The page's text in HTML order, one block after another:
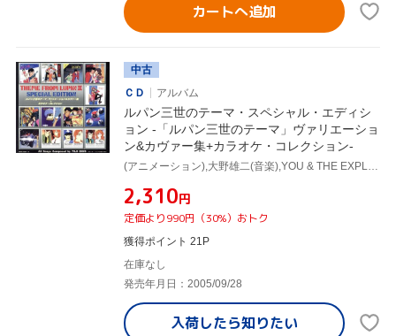
カートへ追加
中古
ＣＤ
アルバム
ルパン三世のテーマ・スペシャル・エディシ
ョン -「ルパン三世のテーマ」ヴァリエーショ
ン&カヴァー集+カラオケ・コレクション-
¥2,310円
定価より990円（30%）おトク
獲得ポイント 21P
在庫なし
発売年月日：2005/09/28
入荷したら知りたい